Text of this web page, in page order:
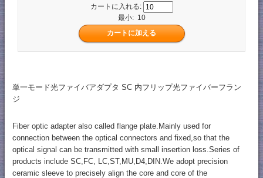
カートに入れる:
最小: 10
単一モード光ファイバアダプタ SC 内フリップ光ファイバーフラン
ジ
Fiber optic adapter also called flange plate.Mainly used for
connection between the optical connectors and fixed,so that the
optical signal can be transmitted with small insertion loss.Series of
products include SC,FC, LC,ST,MU,D4,DIN.We adopt precision
ceramic sleeve to precisely align the core and core of the